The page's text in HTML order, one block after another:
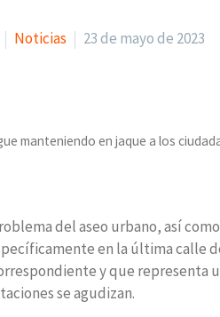
Noticias 23 de mayo de 2023
manteniendo en jaque a los
del aseo urbano, así
en la última calle
y que representa
se agudizan.